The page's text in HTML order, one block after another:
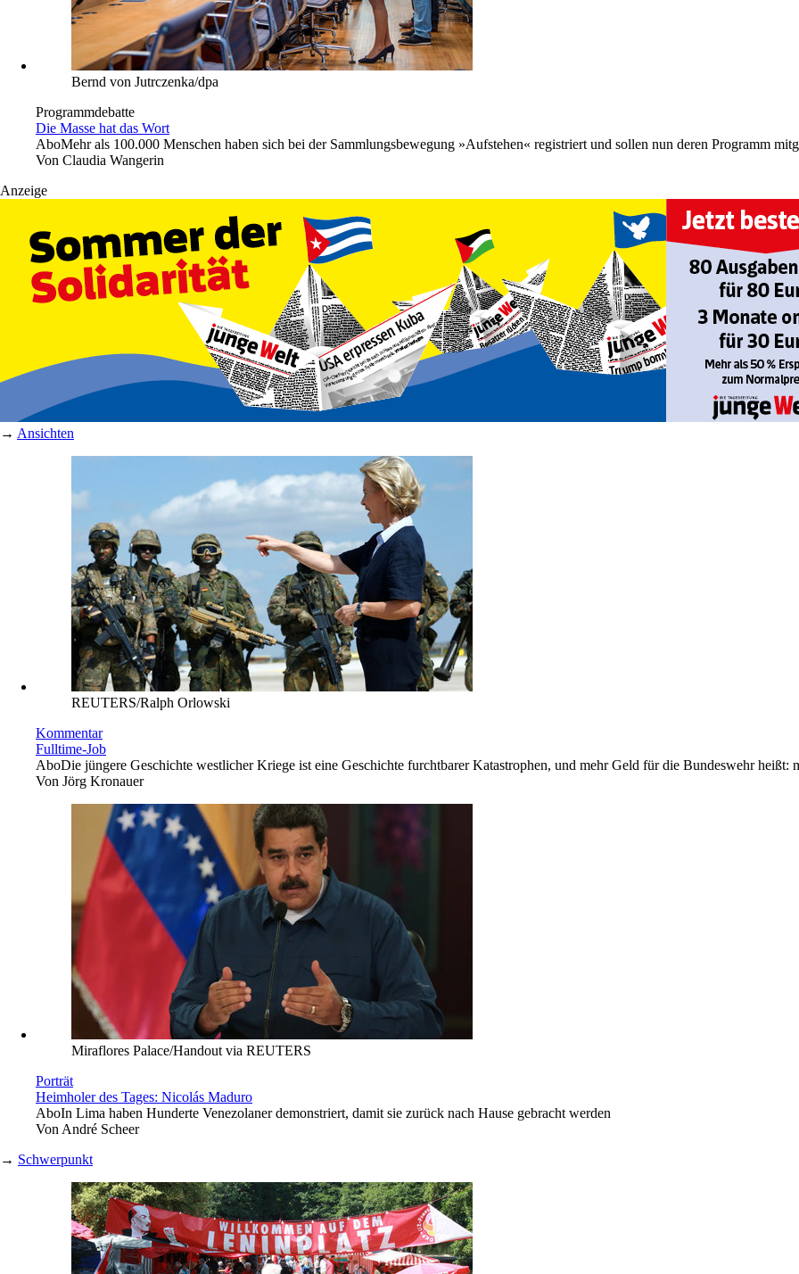
Bernd von Jutrczenka/dpa
Programmdebatte
Die Masse hat das Wort
AboMehr als 100.000 Menschen haben sich bei der Sammlungsbewegung »Aufstehen« registriert und sollen nun deren Programm
Von Claudia Wangerin
Anzeige
→ Ansichten
REUTERS/Ralph Orlowski
Kommentar
Fulltime-Job
AboDie jüngere Geschichte westlicher Kriege ist eine Geschichte furchtbarer Katastrophen, und mehr Geld für die Bundeswehr heißt:
Von Jörg Kronauer
Miraflores Palace/Handout via REUTERS
Porträt
Heimholer des Tages: Nicolás Maduro
AboIn Lima haben Hunderte Venezolaner demonstriert, damit sie zurück nach Hause gebracht werden
Von André Scheer
→ Schwerpunkt